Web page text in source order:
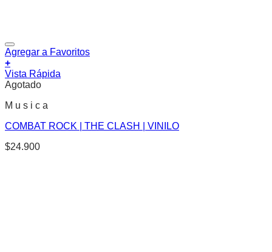
Agregar a Favoritos
+
Vista Rápida
Agotado
M u s i c a
COMBAT ROCK | THE CLASH | VINILO
$24.900